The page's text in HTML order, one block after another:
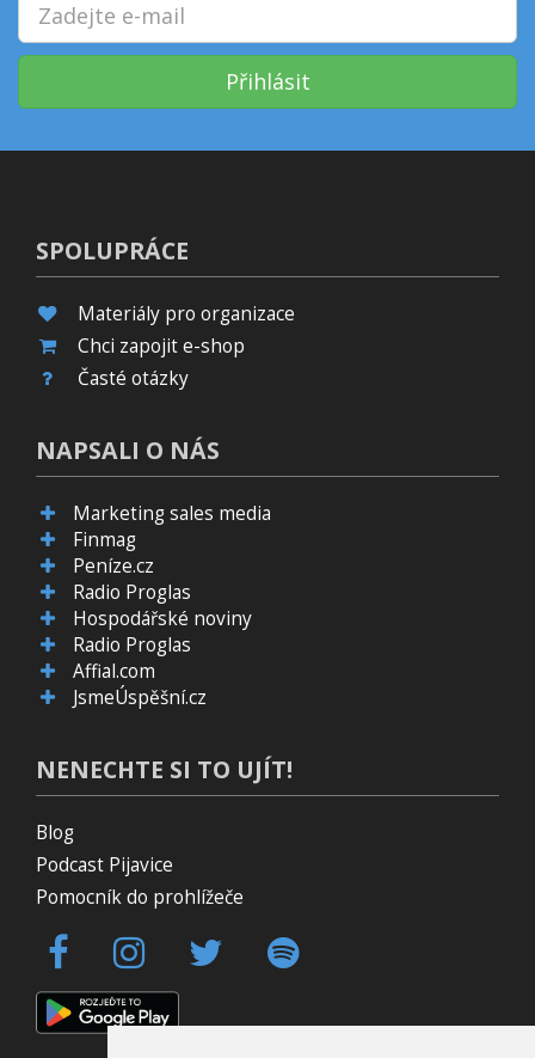
Přihlásit
SPOLUPRÁCE
Materiály pro organizace
Chci zapojit e-shop
Časté otázky
NAPSALI O NÁS
Marketing sales media
Finmag
Peníze.cz
Radio Proglas
Hospodářské noviny
Radio Proglas
Affial.com
JsmeÚspěšní.cz
NENECHTE SI TO UJÍT!
Blog
Podcast Pijavice
Pomocník do prohlížeče